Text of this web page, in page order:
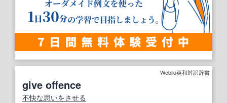
Weblio英和対訳辞書
give offence
不快な思いをさせる